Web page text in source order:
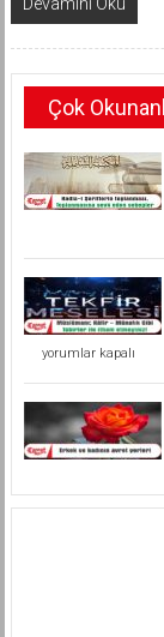
Çok
Müslüman’ı;
Münafıklık
Ve
Benzeri
Tabirlerle
İtham
yorumlar kapalı